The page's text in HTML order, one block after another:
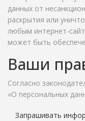
данных от
раскрытия или
любым интернет-
может быть
Ваши
Согласно
«О персональных
Запрашивать